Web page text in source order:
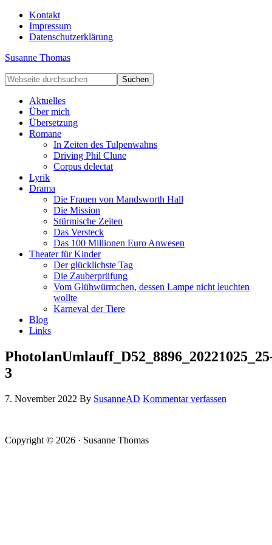
Kontakt
Impressum
Datenschutzerklärung
Susanne Thomas
Aktuelles
Über mich
Übersetzung
Romane
In Zeiten des Tulpenwahns
Driving Phil Clune
Corpus delectat
Lyrik
Drama
Die Frauen von Mandsworth Hall
Die Mission
Stürmische Zeiten
Das Versteck
Das 100 Millionen Euro Anwesen
Theater für Kinder
Der glücklichste Tag
Die Zauberprüfung
Vom Glühwürmchen, dessen Lampe nicht leuchten
wollte
Karneval der Tiere
Blog
Links
3
7. November 2022 By SusanneAD Kommentar verfassen
Copyright © 2026 · Susanne Thomas